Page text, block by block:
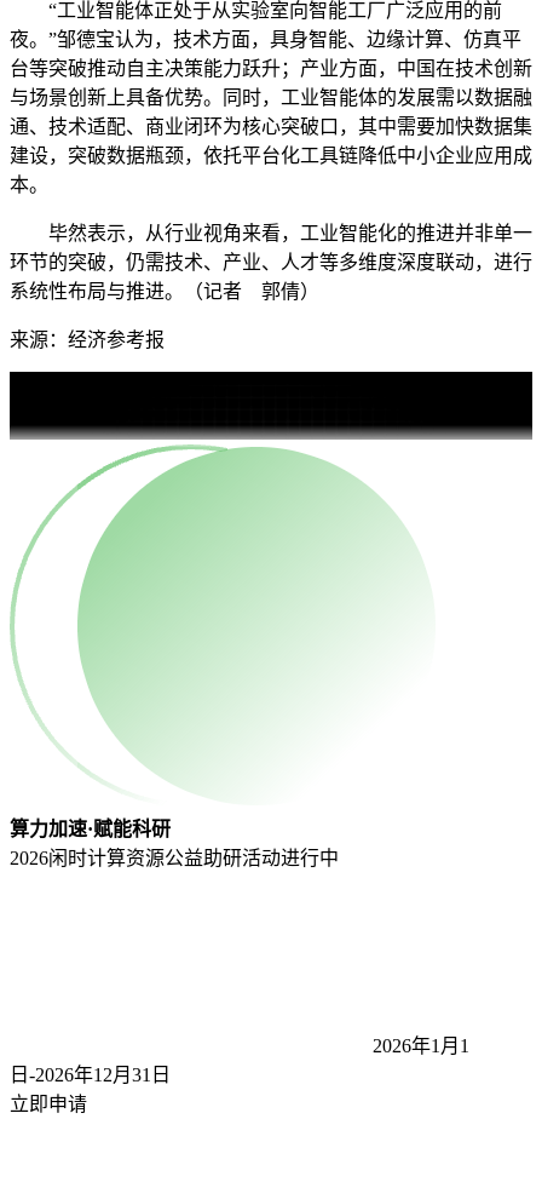
“工业智能体正处于从实验室向智能工厂广泛应用的前
夜。”邹德宝认为，技术方面，具身智能、边缘计算、仿真平
台等突破推动自主决策能力跃升；产业方面，中国在技术创新
与场景创新上具备优势。同时，工业智能体的发展需以数据融
通、技术适配、商业闭环为核心突破口，其中需要加快数据集
建设，突破数据瓶颈，依托平台化工具链降低中小企业应用成
本。
毕然表示，从行业视角来看，工业智能化的推进并非单一
环节的突破，仍需技术、产业、人才等多维度深度联动，进行
系统性布局与推进。（记者 郭倩）
来源：经济参考报
算力加速·赋能科研
2026闲时计算资源公益助研活动进行中
2026年1月1
日-2026年12月31 日
立即申请